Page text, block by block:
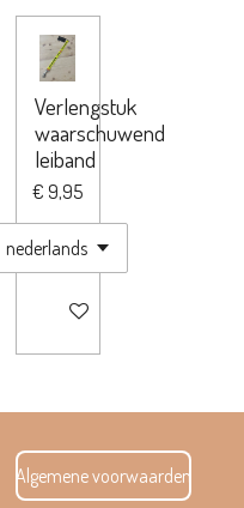
Verlengstuk
waarschuwend
leiband
€ 9,95
In winkelwagen
Algemene voorwaarden